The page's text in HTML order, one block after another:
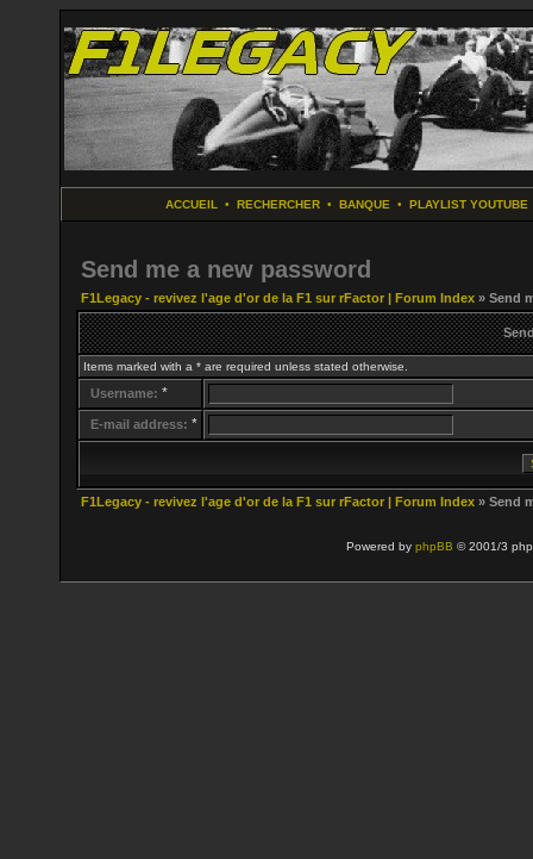
ACCUEIL • RECHERCHER• BANQUE • PLAYLIST YOUTUBE
Send me a new password
F1Legacy - revivez l'age d'or de la F1 sur rFactor | Forum Index » Send
Items marked with a * are required unless stated otherwise.
Username: *
E-mail address: *
F1Legacy - revivez l'age d'or de la F1 sur rFactor | Forum Index » Send
Powered by phpBB © 2001/3